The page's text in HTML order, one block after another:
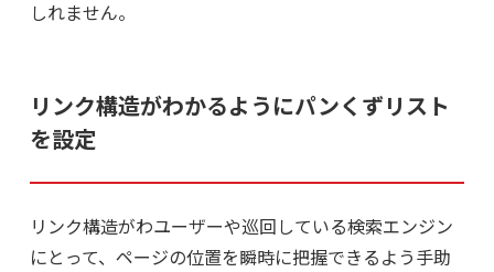
しれません。
リンク構造がわかるようにパンくずリスト
を設定
リンク構造がわユーザーや巡回している検索エンジン
にとって、ページの位置を瞬時に把握できるよう手助